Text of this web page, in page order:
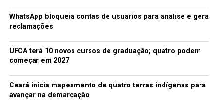
WhatsApp bloqueia contas de usuários para análise e gera
reclamações
UFCA terá 10 novos cursos de graduação; quatro podem
começar em 2027
Ceará inicia mapeamento de quatro terras indígenas para
avançar na demarcação